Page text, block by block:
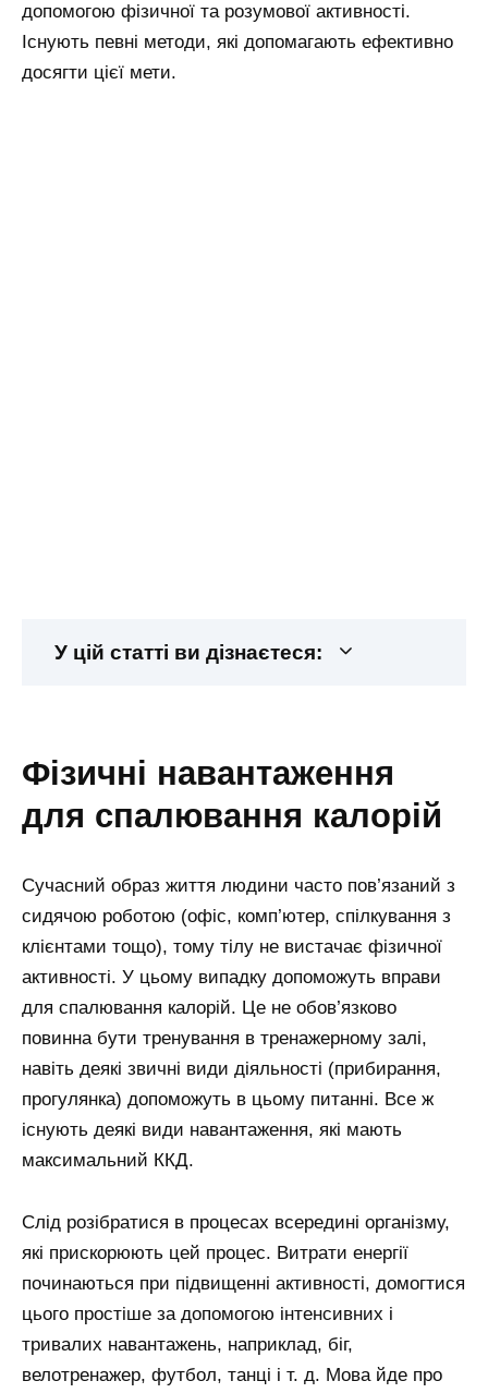
допомогою фізичної та розумової активності.
Існують певні методи, які допомагають ефективно
досягти цієї мети.
У цій статті ви дізнаєтеся:
фізичні навантаження
для спалювання калорій
Сучасний образ життя людини часто пов’язаний з
сидячою роботою (офіс, комп’ютер, спілкування з
клієнтами тощо), тому тілу не вистачає фізичної
активності. У цьому випадку допоможуть вправи
для спалювання калорій. Це не обов’язково
повинна бути тренування в тренажерному залі,
навіть деякі звичні види діяльності (прибирання,
прогулянка) допоможуть в цьому питанні. Все ж
існують деякі види навантаження, які мають
максимальний ККД.
Слід розібратися в процесах всередині організму,
які прискорюють цей процес. Витрати енергії
починаються при підвищенні активності, домогтися
цього простіше за допомогою інтенсивних і
тривалих навантажень, наприклад, біг,
велотренажер, футбол, танці і т. д. Мова йде про